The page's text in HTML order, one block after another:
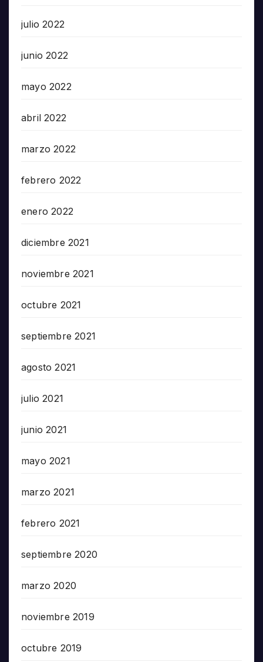
julio 2022
junio 2022
mayo 2022
abril 2022
marzo 2022
febrero 2022
enero 2022
diciembre 2021
noviembre 2021
octubre 2021
septiembre 2021
agosto 2021
julio 2021
junio 2021
mayo 2021
marzo 2021
febrero 2021
septiembre 2020
marzo 2020
noviembre 2019
octubre 2019